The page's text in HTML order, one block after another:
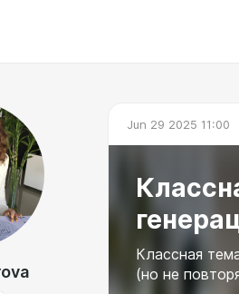
Jun 29 2025 11:00
Классная
(но не